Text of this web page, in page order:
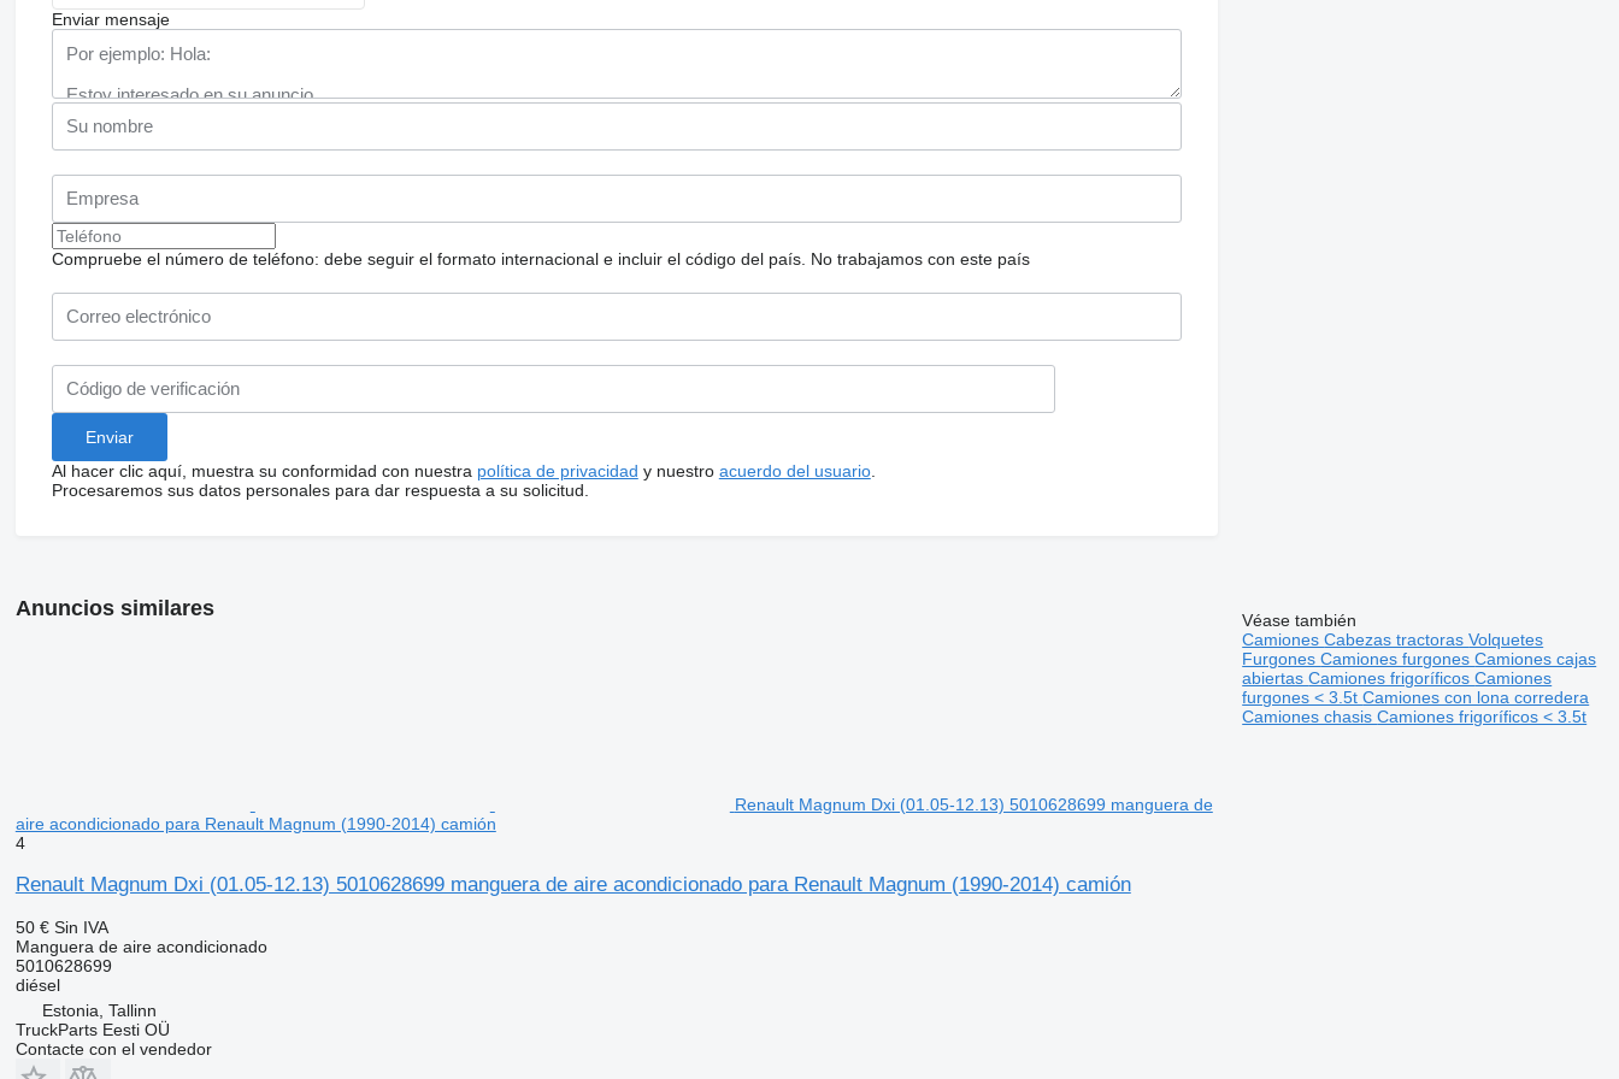
Enviar mensaje
Compruebe el número de teléfono: debe seguir el formato internacional e incluir el código del país. No trabajamos con este país
Al hacer clic aquí, muestra su conformidad con nuestra política de privacidad y nuestro acuerdo del usuario.
Procesaremos sus datos personales para dar respuesta a su solicitud.
Anuncios similares
Renault Magnum Dxi (01.05-12.13) 5010628699 manguera de
aire acondicionado para Renault Magnum (1990-2014) camión
4
Renault Magnum Dxi (01.05-12.13) 5010628699 manguera de aire acondicionado para Renault Magnum (1990-2014) camión
50 € Sin IVA
Manguera de aire acondicionado
5010628699
diésel
Estonia, Tallinn
TruckParts Eesti OÜ
Contacte con el vendedor
Véase también
CamionesCabezas tractorasVolquetes
FurgonesCamiones furgonesCamiones cajas
abiertasCamiones frigoríficosCamiones
furgones < 3.5tCamiones con lona corredera
Camiones chasisCamiones frigoríficos < 3.5t